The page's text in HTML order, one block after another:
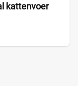
kattenvoer